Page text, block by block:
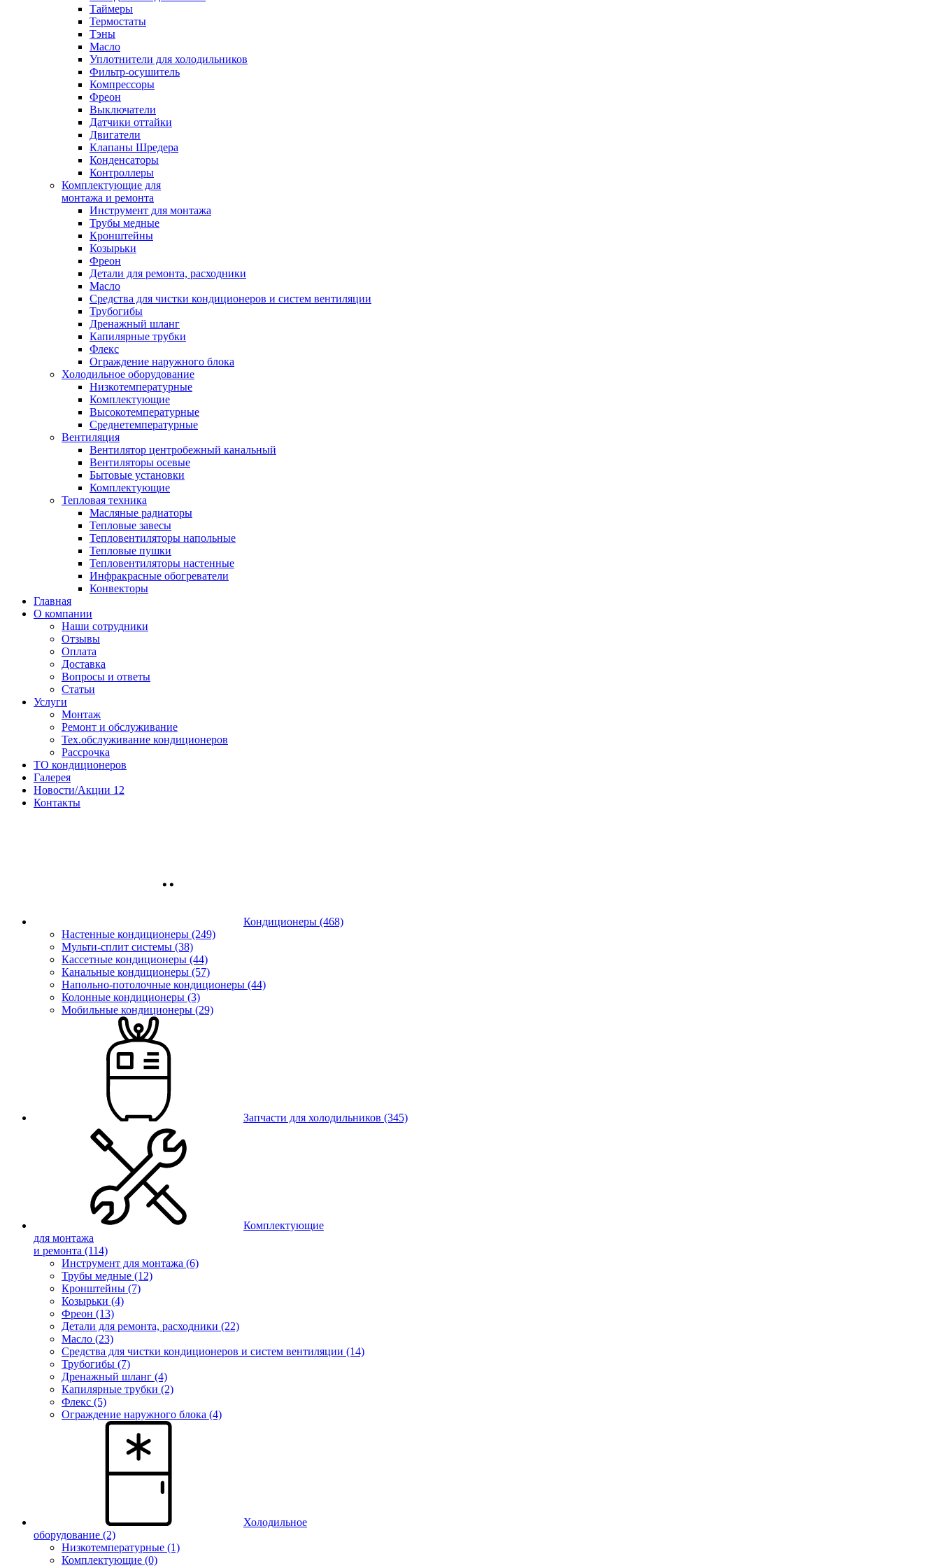
Таймеры
Термостаты
Тэны
Масло
Уплотнители для холодильников
Фильтр-осушитель
Компрессоры
Фреон
Выключатели
Датчики оттайки
Двигатели
Клапаны Шредера
Конденсаторы
Контроллеры
Комплектующие для
монтажа и ремонта
Инструмент для монтажа
Трубы медные
Кронштейны
Козырьки
Фреон
Детали для ремонта, расходники
Масло
Средства для чистки кондиционеров и систем вентиляции
Трубогибы
Дренажный шланг
Капилярные трубки
Флекс
Ограждение наружного блока
Холодильное оборудование
Низкотемпературные
Комплектующие
Высокотемпературные
Среднетемпературные
Вентиляция
Вентилятор центробежный канальный
Вентиляторы осевые
Бытовые установки
Комплектующие
Тепловая техника
Масляные радиаторы
Тепловые завесы
Тепловентиляторы напольные
Тепловые пушки
Тепловентиляторы настенные
Инфракрасные обогреватели
Конвекторы
Главная
О компании
Наши сотрудники
Отзывы
Оплата
Доставка
Вопросы и ответы
Статьи
Услуги
Монтаж
Ремонт и обслуживание
Тех.обслуживание кондиционеров
Рассрочка
ТО кондиционеров
Галерея
Новости/Акции 12
Контакты
Кондиционеры (468)
Настенные кондиционеры (249)
Мульти-сплит системы (38)
Кассетные кондиционеры (44)
Канальные кондиционеры (57)
Напольно-потолочные кондиционеры (44)
Колонные кондиционеры (3)
Мобильные кондиционеры (29)
Запчасти для холодильников (345)
Комплектующие
для монтажа
и ремонта (114)
Инструмент для монтажа (6)
Трубы медные (12)
Кронштейны (7)
Козырьки (4)
Фреон (13)
Детали для ремонта, расходники (22)
Масло (23)
Средства для чистки кондиционеров и систем вентиляции (14)
Трубогибы (7)
Дренажный шланг (4)
Капилярные трубки (2)
Флекс (5)
Ограждение наружного блока (4)
Холодильное
оборудование (2)
Низкотемпературные (1)
Комплектующие (0)